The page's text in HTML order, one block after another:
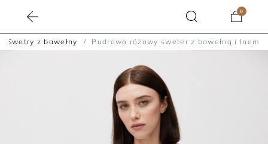
0
Swetry z bawełny Pudrowo różowy sweter z bawełną i lnem